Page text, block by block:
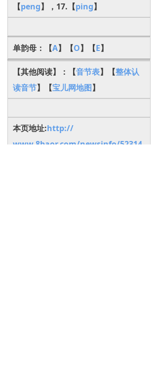
【peng】，17.【ping】
单韵母：【A】【O】【E】
【其他阅读】：【音节表】【整体认
读音节】【宝儿网地图】
本页地址:http://
www.8baor.com/newsinfo/52314